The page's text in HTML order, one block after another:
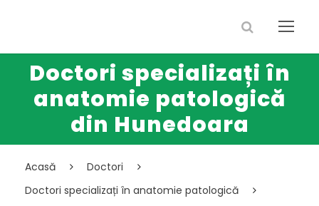
Doctori specializați în
anatomie patologică
din Hunedoara
Acasă
Doctori
Doctori specializați în anatomie patologică